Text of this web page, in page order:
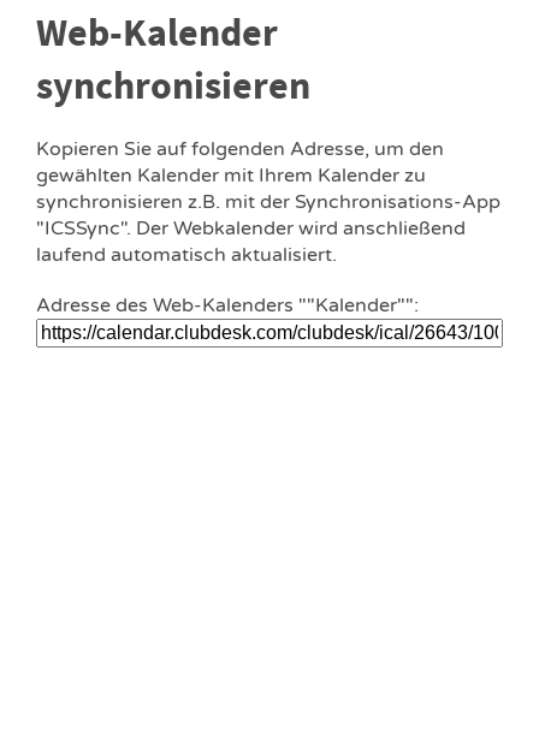
Web-Kalender
synchronisieren
Kopieren Sie auf folgenden Adresse, um den
gewählten Kalender mit Ihrem Kalender zu
synchronisieren z.B. mit der Synchronisations-App
"ICSSync". Der Webkalender wird anschließend
laufend automatisch aktualisiert.
Adresse des Web-Kalenders ""Kalender"":